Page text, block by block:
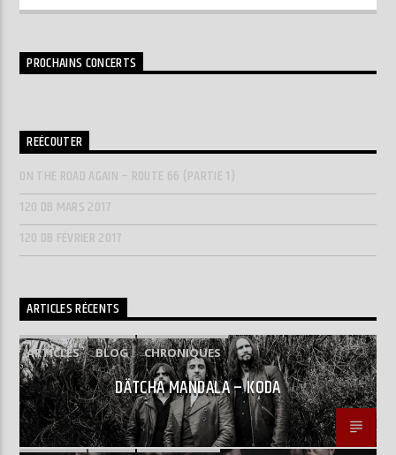
PROCHAINS CONCERTS
REÉCOUTER
ON THE ROAD AGAIN – ROUTE 66 (PARTIE 1)
120 DB MARS 2017
120 DB FÉVRIER 2017
ARTICLES RÉCENTS
ARTICLES BLOG CHRONIQUES
DÄTCHA MANDALA – KODA